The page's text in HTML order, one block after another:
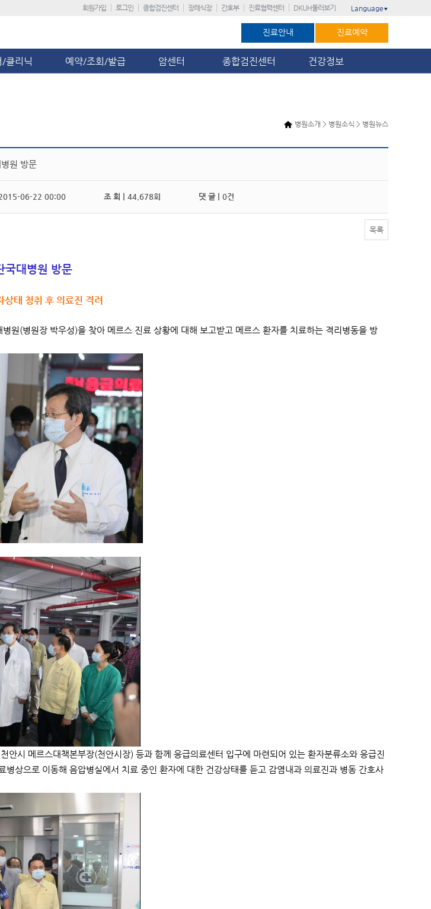
회원가입 로그인 종합검진센터 장례식장 간호부 진료협력센터 DKUH둘러보기 Language ▼
진료안내 진료예약
클리닉 예약/조회/발급 암센터 종합검진센터 건강정보
병원소개 > 병원소식 > 병원뉴스
원 방문
06-22 00:00 조 회 | 44,678회 댓 글 | 0건
목록
국대병원 방문
태 청취 후 의료진 격려
원(병원장 박우성)을 찾아 메르스 진료 상황에 대해 보고받고 메르스 환자를 치료하는 격리병동을 방
안시 메르스대책본부장(천안시장) 등과 함께 응급의료센터 입구에 마련되어 있는 환자분류소와 응급진
병상으로 이동해 음압병실에서 치료 중인 환자에 대한 건강상태를 듣고 감염내과 의료진과 병동 간호사